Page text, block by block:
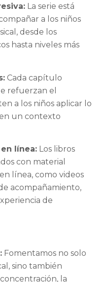
La serie está
a los niños
desde los
hasta niveles más
Cada capítulo
refuerzan el
a los niños aplicar lo
un contexto
línea: Los libros
con material
línea, como videos
acompañamiento,
de
Fomentamos no solo
sino también
la